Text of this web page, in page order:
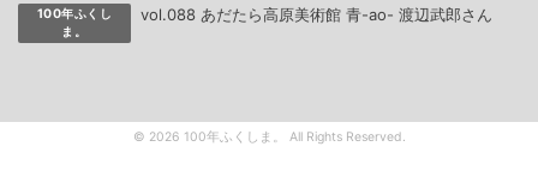
100年ふくし
ま。
vol.088 あだたら高原美術館 青-ao- 渡辺武郎さん
© 2026 100年ふくしま。 All Rights Reserved.